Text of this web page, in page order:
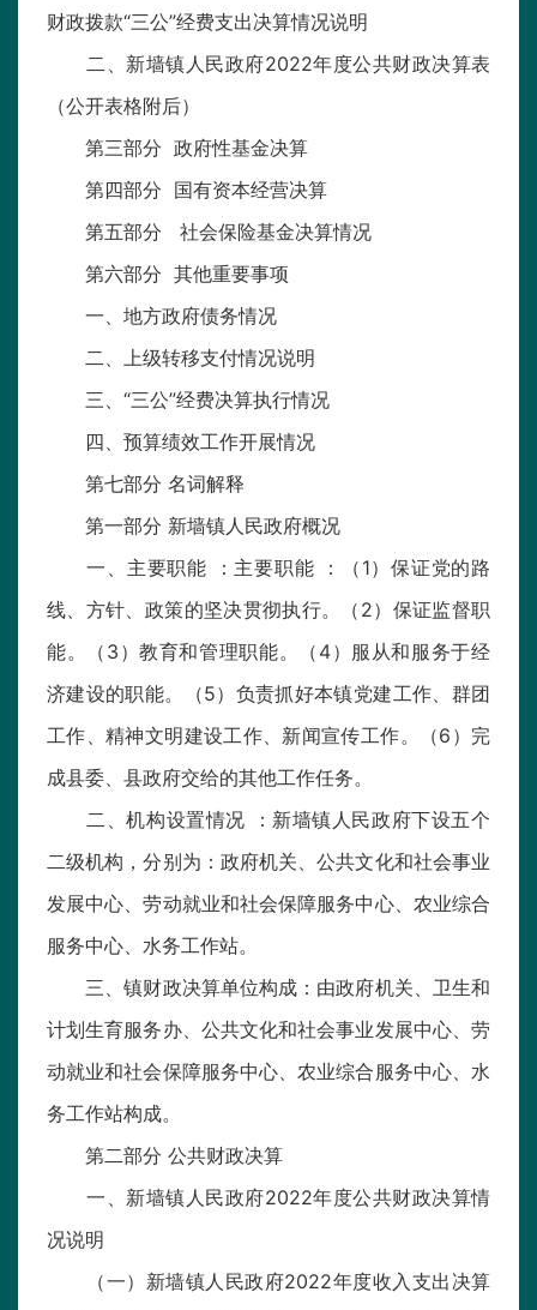
财政拨款“三公”经费支出决算情况说明
二、新墙镇人民政府2022年度公共财政决算表
（公开表格附后）
第三部分 政府性基金决算
第四部分 国有资本经营决算
第五部分 社会保险基金决算情况
第六部分 其他重要事项
一、地方政府债务情况
二、上级转移支付情况说明
三、“三公”经费决算执行情况
四、预算绩效工作开展情况
第七部分 名词解释
第一部分 新墙镇人民政府概况
一、主要职能 ：主要职能 ：（1）保证党的路
线、方针、政策的坚决贯彻执行。（2）保证监督职
能。（3）教育和管理职能。（4）服从和服务于经
济建设的职能。（5）负责抓好本镇党建工作、群团
工作、精神文明建设工作、新闻宣传工作。（6）完
成县委、县政府交给的其他工作任务。
二、机构设置情况 ：新墙镇人民政府下设五个
二级机构，分别为：政府机关、公共文化和社会事业
发展中心、劳动就业和社会保障服务中心、农业综合
服务中心、水务工作站。
三、镇财政决算单位构成：由政府机关、卫生和
计划生育服务办、公共文化和社会事业发展中心、劳
动就业和社会保障服务中心、农业综合服务中心、水
务工作站构成。
第二部分 公共财政决算
一、新墙镇人民政府2022年度公共财政决算情
况说明
（一）新墙镇人民政府2022年度收入支出决算